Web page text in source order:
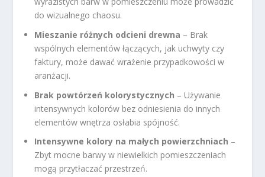
do wizualnego chaosu.
Mieszanie różnych odcieni drewna – Brak
wspólnych elementów łączących, jak uchwyty czy
faktury, może dawać wrażenie przypadkowości w
aranżacji.
Brak powtórzeń kolorystycznych – Używanie
intensywnych kolorów bez odniesienia do innych
elementów wnętrza osłabia spójność.
Intensywne kolory na małych powierzchniach –
Zbyt mocne barwy w niewielkich pomieszczeniach
mogą przytłaczać przestrzeń.